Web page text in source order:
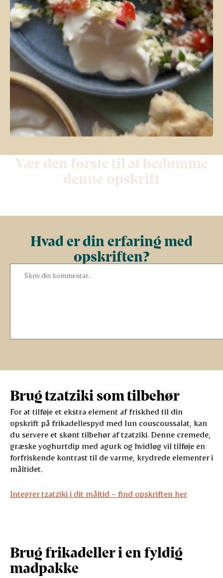
Vær den første til at bedømme
denne opskrift
Hvad er din erfaring med
opskriften?
Brug tzatziki som tilbehør
For at tilføje et ekstra element af friskhed til din
opskrift på frikadellespyd med lun couscoussalat, kan
du servere et skønt tilbehør af tzatziki. Denne cremede,
græske yoghurtdip med agurk og hvidløg vil tilføje en
forfriskende kontrast til de varme, krydrede elementer i
måltidet.
Integrer tzatziki i dit måltid – find opskriften her
Brug frikadeller i en fyldig
madpakke